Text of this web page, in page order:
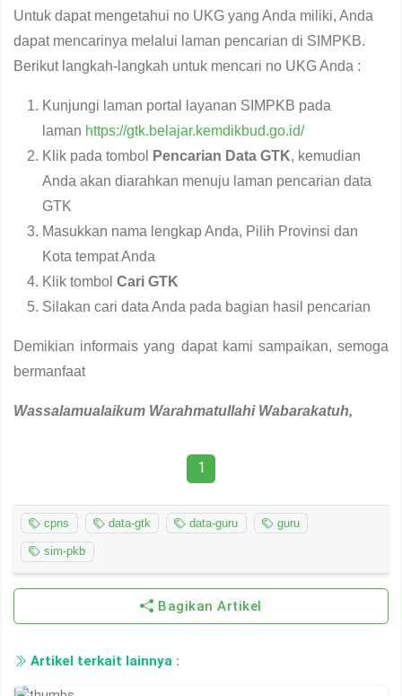
Untuk dapat mengetahui no UKG yang Anda miliki, Anda
dapat mencarinya melalui laman pencarian di SIMPKB.
Berikut langkah-langkah untuk mencari no UKG Anda :
Kunjungi laman portal layanan SIMPKB pada
laman https://gtk.belajar.kemdikbud.go.id/
Klik pada tombol
Pencarian Data GTK, kemudian
Anda akan diarahkan menuju laman pencarian data
GTK
Masukkan nama lengkap Anda, Pilih Provinsi dan
Kota tempat Anda
Klik tombol Cari GTK
Silakan cari data Anda pada bagian hasil pencarian
Demikian informais yang dapat kami sampaikan, semoga
bermanfaat
Wassalamualaikum Warahmatullahi Wabarakatuh,
1
cpns data-gtk data-guru guru
sim-pkb
Bagikan Artikel
Artikel terkait lainnya :